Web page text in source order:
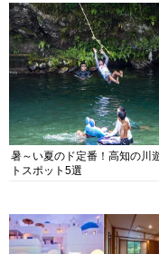
暑～い夏のド定番！高知の川
トスポット5選